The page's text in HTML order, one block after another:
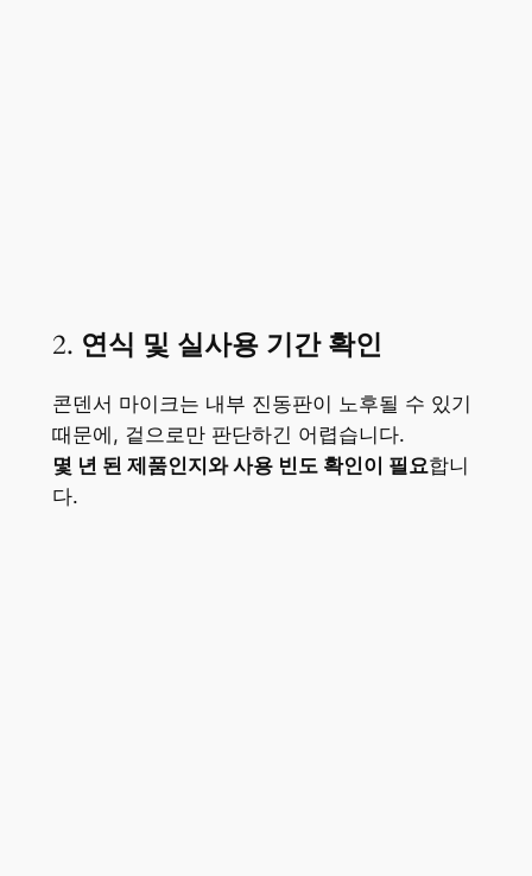
2. 연식 및 실사용 기간 확인
콘덴서 마이크는 내부 진동판이 노후될 수 있기
때문에, 겉으로만 판단하긴 어렵습니다.
몇 년 된 제품인지와 사용 빈도 확인이 필요합니
다.